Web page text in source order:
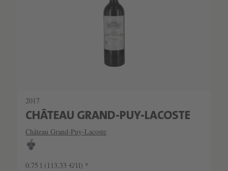
2017
CHÂTEAU GRAND-PUY-LACOSTE
Château Grand-Puy-Lacoste
0.75 l (113,33 €/1l) *